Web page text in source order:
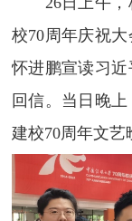
校70周年庆祝
怀进鹏宣读习
回信。当日晚
建校70周年文艺